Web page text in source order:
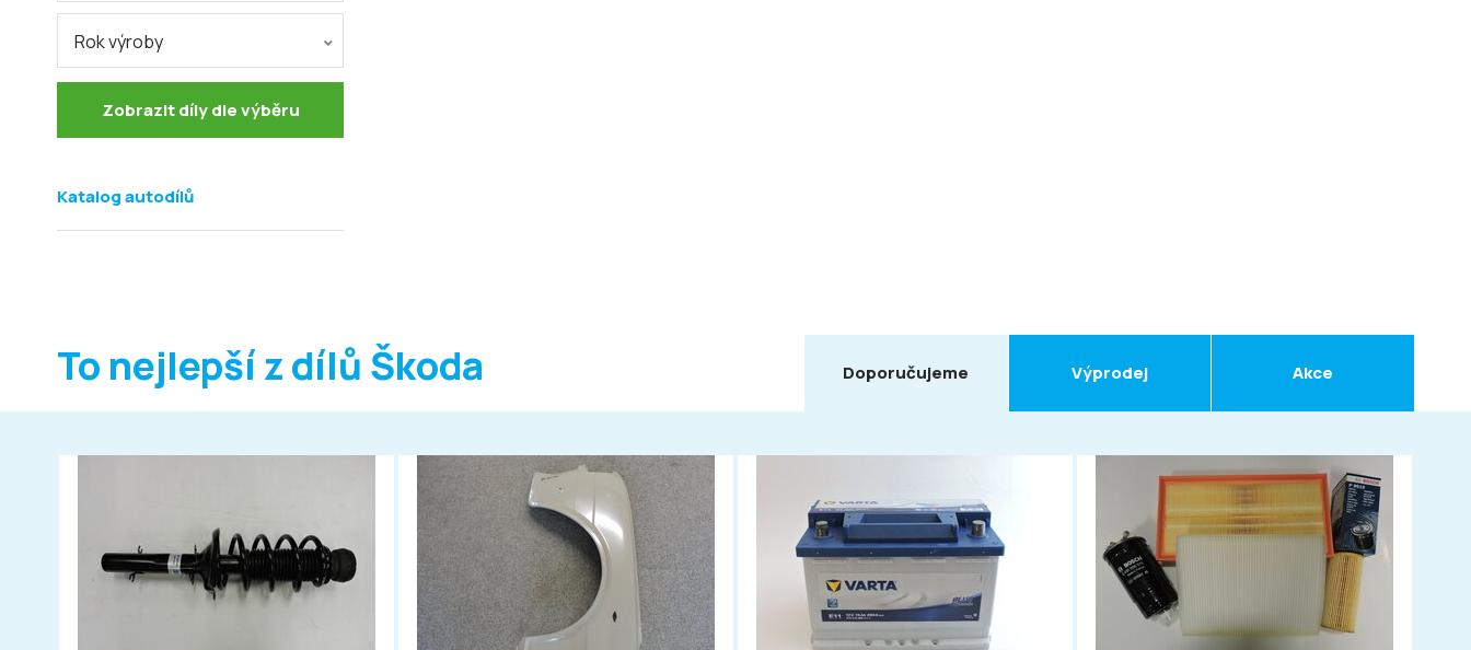
Rok výroby
Zobrazit díly dle výběru
Katalog autodílů
To nejlepší z dílů Škoda Doporučujeme Výprodej Akce